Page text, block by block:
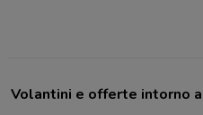
Volantini e offerte intorno